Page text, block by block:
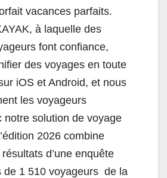
vacances parfaits.
à laquelle des
font confiance,
des voyages en toute
iOS et Android, et nous
les voyageurs
notre solution de voyage
2026 combine
d’une enquête
de 1 510 voyageurs de la